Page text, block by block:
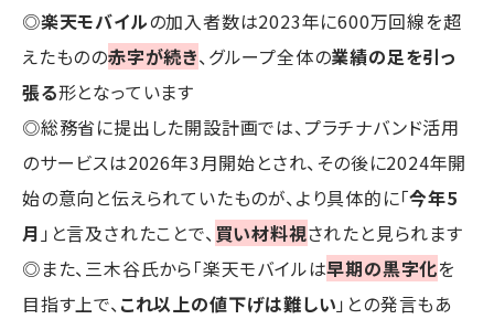
◎楽天モバイルの加入者数は2023年に600万回線を超
えたものの赤字が続き、グループ全体の業績の足を引っ
張る形となっています
◎総務省に提出した開設計画では、プラチナバンド活用
のサービスは2026年3月開始とされ、その後に2024年開
始の意向と伝えられていたものが、より具体的に「今年5
月 」と言及されたことで、 買い材料視されたと見られます
◎また、三木谷氏から「楽天モバイルは早期の黒字化を
目指す上で、 これ以上の値下げは難しい 」との発言もあ